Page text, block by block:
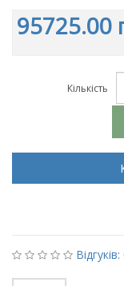
95725.00
Кількість
Відгуків: